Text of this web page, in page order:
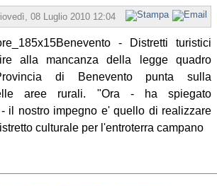
08 Luglio 2010 12:04 Scritto da Redazione
Benevento - Distretti turistici
alla mancanza della legge quadro
di Benevento punta sulla
aree rurali. "Ora - ha spiegato
- il nostro impegno e' quello di realizzare
culturale per l'entroterra campano